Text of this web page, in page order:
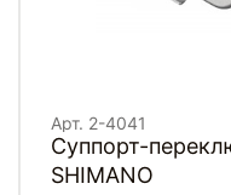
Арт. 2-4041
Суппорт-
SHIMANO